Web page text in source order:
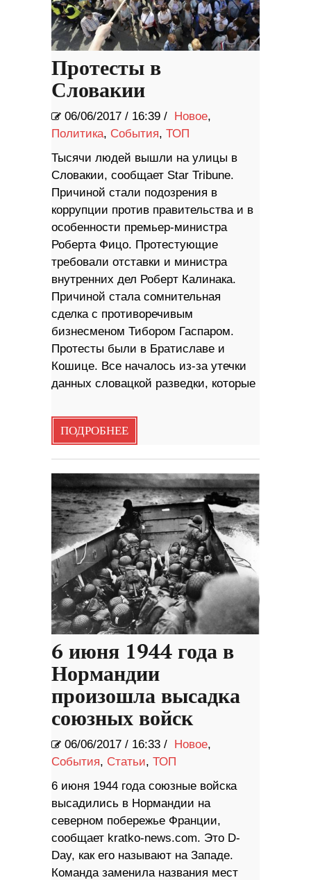
Протесты в
Словакии
06/06/2017 / 16:39 / Новое,
Политика, События, ТОП
Тысячи людей вышли на улицы в
Словакии, сообщает Star Tribune.
Причиной стали подозрения в
коррупции против правительства и в
особенности премьер-министра
Роберта Фицо. Протестующие
требовали отставки и министра
внутренних дел Роберт Калинака.
Причиной стала сомнительная
сделка с противоречивым
бизнесменом Тибором Гаспаром.
Протесты были в Братиславе и
Кошице. Все началось из-за утечки
данных словацкой разведки, которые
ПОДРОБНЕЕ
6 июня 1944 года в
Нормандии
произошла высадка
союзных войск
06/06/2017 / 16:33 / Новое,
События, Статьи, ТОП
6 июня 1944 года союзные войска
высадились в Нормандии на
северном побережье Франции,
сообщает kratko-news.com. Это D-
Day, как его называют на Западе.
Команда заменила названия мест